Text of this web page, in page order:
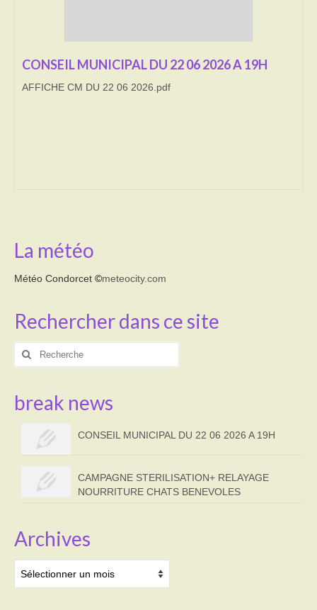
Cimetière
Culte
CONSEIL MUNICIPAL DU 22 06 2026 A 19H
AFFICHE CM DU 22 06 2026.pdf
La météo
Météo Condorcet ©meteocity.com
Rechercher dans ce site
Rechercher
break news
CONSEIL MUNICIPAL DU 22 06 2026 A 19H
CAMPAGNE STERILISATION+ RELAYAGE
NOURRITURE CHATS BENEVOLES
Archives